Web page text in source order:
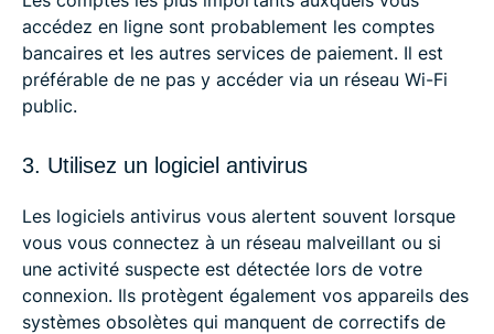
accédez en ligne sont probablement les comptes
bancaires et les autres services de paiement. Il est
préférable de ne pas y accéder via un réseau Wi-Fi
public.
3. Utilisez un logiciel antivirus
Les logiciels antivirus vous alertent souvent lorsque
vous vous connectez à un réseau malveillant ou si
une activité suspecte est détectée lors de votre
connexion. Ils protègent également vos appareils des
systèmes obsolètes qui manquent de correctifs de